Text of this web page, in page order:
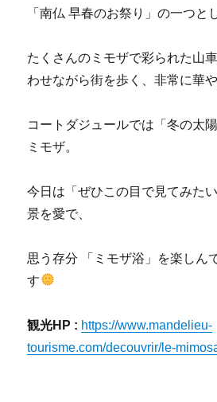
「南仏 早春のお祭り」の一つと
たくさんのミモザで彩られた山
わせながら街を歩く、非常に華
コートダジュールでは「冬の太
ミモザ。
今日は「ぜひこの目で見てみた
景を愛で、
思う存分 「ミモザ浴」を楽しん
す
観光HP : https://www.mandelieu-
tourisme.com/decouvrir/le-